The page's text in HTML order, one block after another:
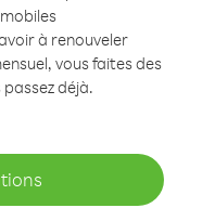
à renouveler
vous faites des
déjà.